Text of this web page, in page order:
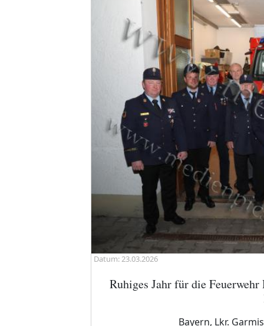
Datum: 23.03.2026
Ruhiges Jahr für die
Bayern, Lkr.